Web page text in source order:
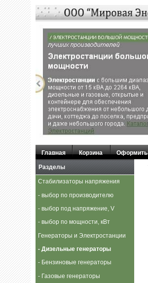
Главная Корзина Оформить
Разделы
Стабилизаторы напряжения
- выбор по производителю
- выбор под напряжение, V
- выбор по мощности, кВт
Генераторы и Электростанции
- Дизельные генераторы
- Бензиновые генераторы
- Газовые генераторы